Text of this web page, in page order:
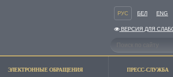
РУС БЕЛ ENG
ВЕРСИЯ ДЛЯ
ЭЛЕКТРОННЫЕ ОБРАЩЕНИЯ ПРЕСС-СЛУЖБА